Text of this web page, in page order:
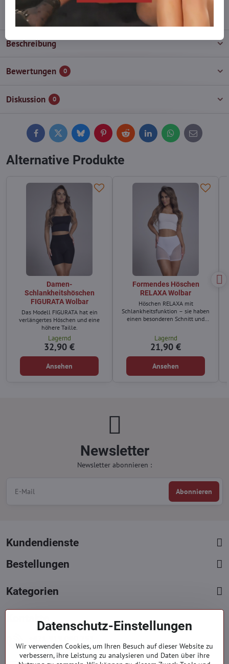
info​@everlady​.eu
Beschreibung
Bewertungen 0
Diskussion 0
FacebookTwitterBlueskyPinterestReddit LinkedInWhatsApp
E-
mail
Alternative Produkte
Damen-
Schlankheitshöschen
FIGURATA Wolbar
Das Modell FIGURATA hat ein
verlängertes Höschen und eine
höhere Taille.
Lagernd
32,90 €
Ansehen
Formendes Höschen
RELAXA Wolbar
Höschen RELAXA mit
Schlankheitsfunktion – sie haben
einen besonderen Schnitt und
Lagernd
21,90 €
Ansehen
Newsletter
Newsletter abonnieren :
Abonnieren
Kundendienste
Bestellungen
Kategorien
Kontakte
Mont. - Freit. : 09:00 - 15:00 hod.
Datenschutz-Einstellungen
Wir verwenden Cookies, um Ihren Besuch auf dieser Website zu
verbessern, ihre Leistung zu analysieren und Daten über ihre